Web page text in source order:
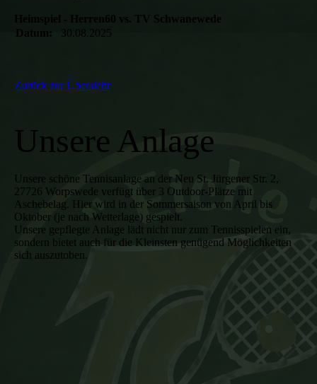
Heimspiel - Herren60 vs. TV Schwanewede
Datum:
30.08.2025
Zurück zur Übersicht
Unsere Anlage
Unsere schöne Tennisanlage an der Neu St. Jürgener Str. 2,
27726 Worpswede verfügt über 3 Outdoor-Plätze mit
Aschebelag. Hier wird in der Sommersaison von April bis
Oktober (je nach Wetterlage) gespielt.
Unsere gepflegte Anlage lädt nicht nur zum Tennisspielen ein,
sondern bietet auch für die Kleinsten genügend Möglichkeiten
sich auszutoben.